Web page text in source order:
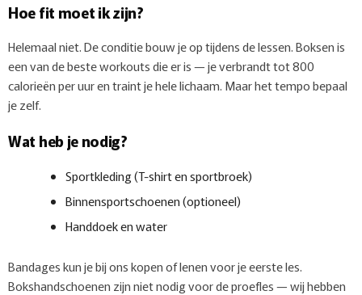
Hoe fit moet ik zijn?
Helemaal niet. De conditie bouw je op tijdens de lessen. Boksen is
een van de beste workouts die er is — je verbrandt tot 800
calorieën per uur en traint je hele lichaam. Maar het tempo bepaal
je zelf.
Wat heb je nodig?
Sportkleding (T-shirt en sportbroek)
Binnensportschoenen (optioneel)
Handdoek en water
Bandages kun je bij ons kopen of lenen voor je eerste les.
Bokshandschoenen zijn niet nodig voor de proefles — wij hebben